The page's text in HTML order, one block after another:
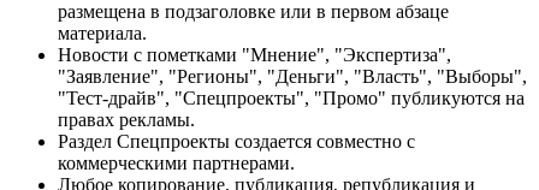
размещена в подзаголовке или в первом абзаце
материала.
Новости с пометками "Мнение", "Экспертиза",
"Заявление", "Регионы", "Деньги", "Власть", "Выборы",
"Тест-драйв", "Спецпроекты", "Промо" публикуются на
правах рекламы.
Раздел Спецпроекты создается совместно с
коммерческими партнерами.
Любое копирование, публикация, републикация и